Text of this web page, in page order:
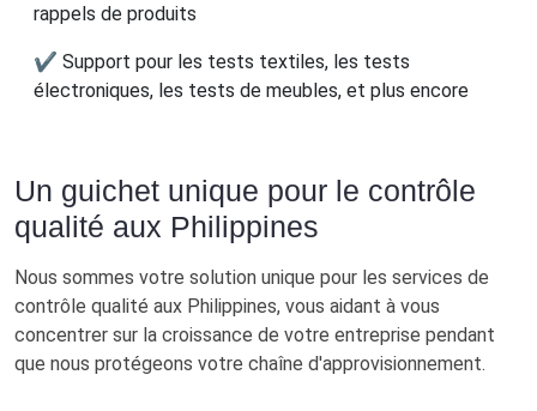
rappels de produits
✔ Support pour les tests textiles, les tests
électroniques, les tests de meubles, et plus encore
Un guichet unique pour le contrôle
qualité aux Philippines
Nous sommes votre solution unique pour les services de
contrôle qualité aux Philippines, vous aidant à vous
concentrer sur la croissance de votre entreprise pendant
que nous protégeons votre chaîne d'approvisionnement.